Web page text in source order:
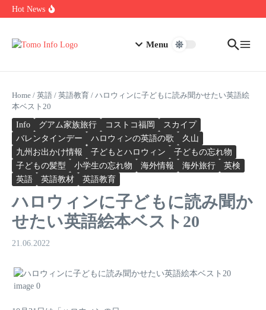
Skip to content
Hot News
Nakrutka Instagram Like: Why Free Offers Cost You More Later
Menu
Home / 英語 / 英語教育 / ハロウィンに子どもに読み聞かせたい英語絵
本ベスト20
Info グアム家族旅行 コストコ福岡
スカイプ
バレンタインデー
ハロウィンの英語の歌
久山
九州お出かけ情報
子どもとハロウィン
子どもの忘れ物
子どもの髪型
小学生の忘れ物 海外情報 海外旅行
英検
英語
英語教材 英語教育
ハロウィンに子どもに読み聞か
せたい英語絵本ベスト20
21.06.2022